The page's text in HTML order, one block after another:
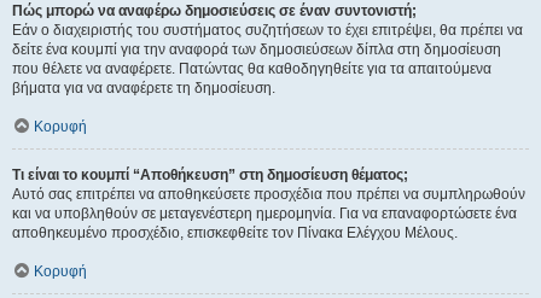
Πώς μπορώ να αναφέρω δημοσιεύσεις σε έναν συντονιστή;
Εάν ο διαχειριστής του συστήματος συζητήσεων το έχει επιτρέψει, θα πρέπει να
δείτε ένα κουμπί για την αναφορά των δημοσιεύσεων δίπλα στη δημοσίευση
που θέλετε να αναφέρετε. Πατώντας θα καθοδηγηθείτε για τα απαιτούμενα
βήματα για να αναφέρετε τη δημοσίευση.
Κορυφή
Τι είναι το κουμπί “Αποθήκευση” στη δημοσίευση θέματος;
Αυτό σας επιτρέπει να αποθηκεύσετε προσχέδια που πρέπει να συμπληρωθούν
και να υποβληθούν σε μεταγενέστερη ημερομηνία. Για να επαναφορτώσετε ένα
αποθηκευμένο προσχέδιο, επισκεφθείτε τον Πίνακα Ελέγχου Μέλους.
Κορυφή